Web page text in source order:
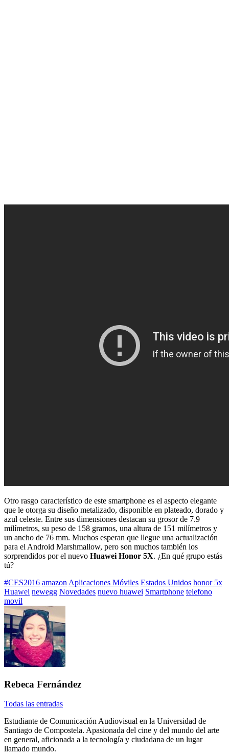
Otro rasgo característico de este smartphone es el aspecto elegante
que le otorga su diseño metalizado, disponible en plateado, dorado y
azul celeste. Entre sus dimensiones destacan su grosor de 7.9
milímetros, su peso de 158 gramos, una altura de 151 milímetros y
un ancho de 76 mm. Muchos esperan que llegue una actualización
para el Android Marshmallow, pero son muchos también los
sorprendidos por el nuevo Huawei Honor 5X. ¿En qué grupo estás
tú?
Etiquetado
con:
#CES2016 amazon Aplicaciones Móviles Estados Unidos honor 5x
Huawei newegg Novedades nuevo huawei Smartphone telefono
movil
Rebeca Fernández
Todas las entradas
Estudiante de Comunicación Audiovisual en la Universidad de
Santiago de Compostela. Apasionada del cine y del mundo del arte
en general, aficionada a la tecnología y ciudadana de un lugar
llamado mundo.